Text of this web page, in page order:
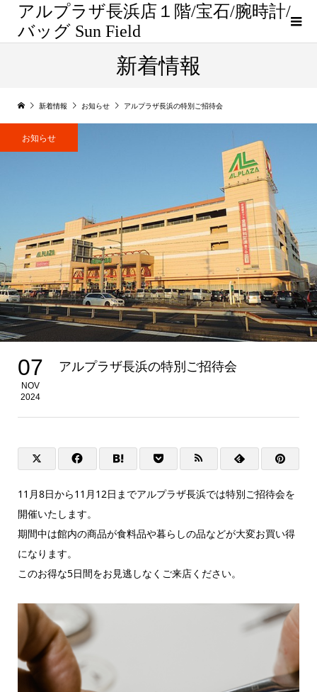
アルプラザ長浜店１階/宝石/腕時計/
バッグ Sun Field
新着情報
新着情報 お知らせ アルプラザ長浜の特別ご招待会
お知らせ
07
NOV
2024
アルプラザ長浜の特別ご招待会
11月8日から11月12日までアルプラザ長浜では特別ご招待会を
開催いたします。
期間中は館内の商品が食料品や暮らしの品などが大変お買い得
になります。
このお得な5日間をお見逃しなくご来店ください。